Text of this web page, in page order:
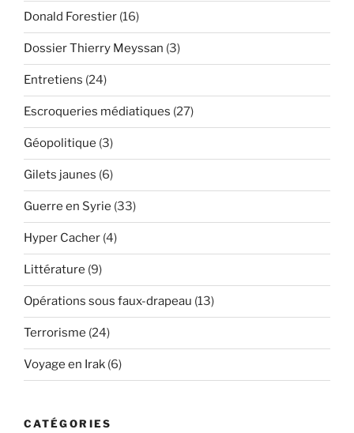
Donald Forestier (16)
Dossier Thierry Meyssan (3)
Entretiens (24)
Escroqueries médiatiques (27)
Géopolitique (3)
Gilets jaunes (6)
Guerre en Syrie (33)
Hyper Cacher (4)
Littérature (9)
Opérations sous faux-drapeau (13)
Terrorisme (24)
Voyage en Irak (6)
CATÉGORIES